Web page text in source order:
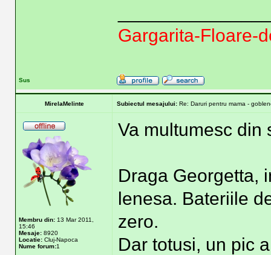
Gargarita-Floare-
Sus
MirelaMelinte Subiectul mesajului: Re: Daruri pentru mama -
Membru din: 13 Mar 2011,
15:46
Mesaje: 8920
Locatie: Cluj-Napoca
Nume forum:1
Va multumesc din
Draga Georgetta,
lenesa. Bateriile
zero.
Dar totusi, un pic